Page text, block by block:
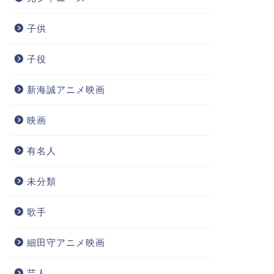
子供
子役
新海誠アニメ映画
映画
有名人
未分類
歌手
細田守アニメ映画